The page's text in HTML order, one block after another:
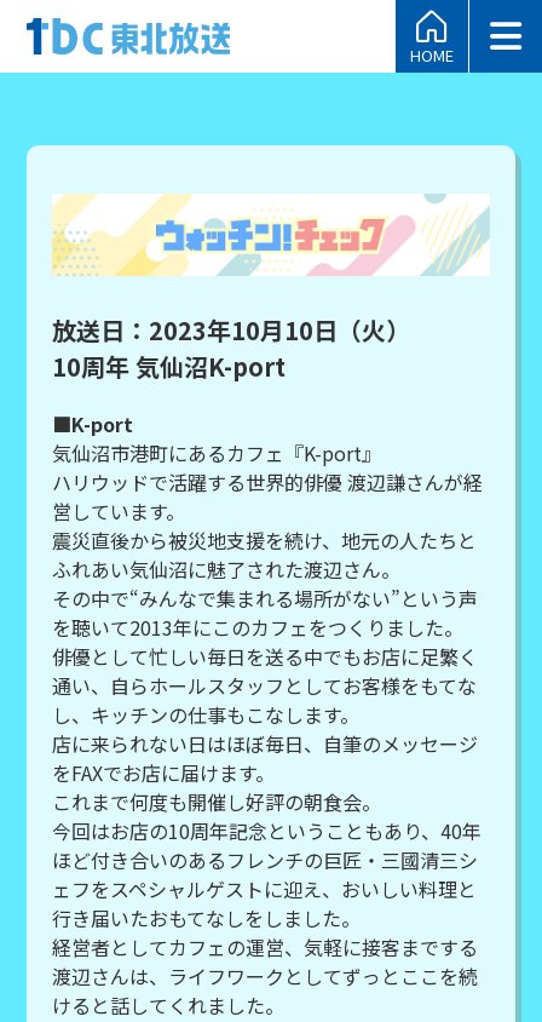
HOME
放送日：2023年10月10日（火）
10周年 気仙沼K-port
■K-port
気仙沼市港町にあるカフェ『K-port』
ハリウッドで活躍する世界的俳優 渡辺謙さんが経
営しています。
震災直後から被災地支援を続け、地元の人たちと
ふれあい気仙沼に魅了された渡辺さん。
その中で“みんなで集まれる場所がない”という声
を聴いて2013年にこのカフェをつくりました。
俳優として忙しい毎日を送る中でもお店に足繁く
通い、自らホールスタッフとしてお客様をもてな
し、キッチンの仕事もこなします。
店に来られない日はほぼ毎日、自筆のメッセージ
をFAXでお店に届けます。
これまで何度も開催し好評の朝食会。
今回はお店の10周年記念ということもあり、40年
ほど付き合いのあるフレンチの巨匠・三國清三シ
ェフをスペシャルゲストに迎え、おいしい料理と
行き届いたおもてなしをしました。
経営者としてカフェの運営、気軽に接客までする
渡辺さんは、ライフワークとしてずっとここを続
けると話してくれました。